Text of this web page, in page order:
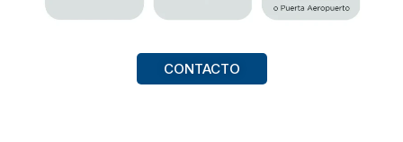
CONTACTO